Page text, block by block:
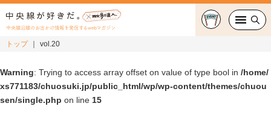
中央線沿線のお出かけ情報を発信するwebマガジン
スイーツ・テイクアウト
トップ vol.20
Warning: Trying to access array offset on value of type bool in /home/
xs771183/chuosuki.jp/public_html/wp/wp-content/themes/chuou
sen/single.php on line 15